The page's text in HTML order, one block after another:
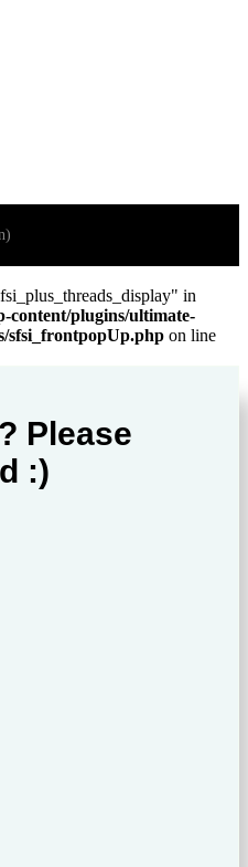
in
content/plugins/ultimate-
sfsi_frontpopUp.php on line
Please
:)